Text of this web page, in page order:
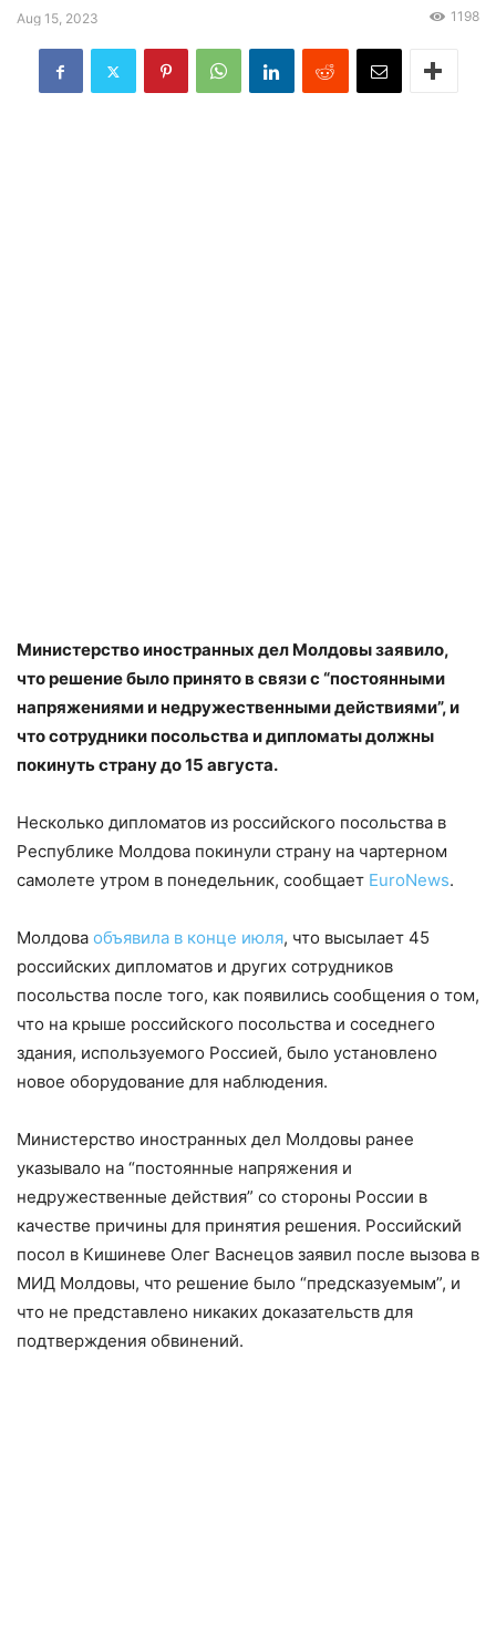
Aug 15, 2023 1198
Министерство иностранных дел Молдовы заявило,
что решение было принято в связи с “постоянными
напряжениями и недружественными действиями”, и
что сотрудники посольства и дипломаты должны
покинуть страну до 15 августа.
Несколько дипломатов из российского посольства в
Республике Молдова покинули страну на чартерном
самолете утром в понедельник, сообщает EuroNews.
Молдова объявила в конце июля, что высылает 45
российских дипломатов и других сотрудников
посольства после того, как появились сообщения о том,
что на крыше российского посольства и соседнего
здания, используемого Россией, было установлено
новое оборудование для наблюдения.
Министерство иностранных дел Молдовы ранее
указывало на “постоянные напряжения и
недружественные действия” со стороны России в
качестве причины для принятия решения. Российский
посол в Кишиневе Олег Васнецов заявил после вызова в
МИД Молдовы, что решение было “предсказуемым”, и
что не представлено никаких доказательств для
подтверждения обвинений.